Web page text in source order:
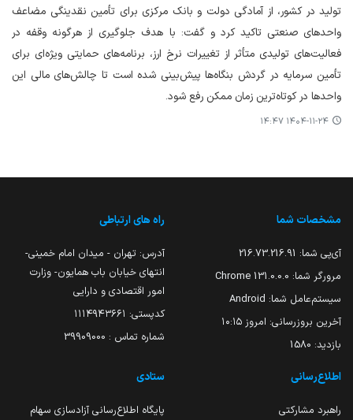
تولید در کشور، از آمادگی دولت و بانک مرکزی برای تأمین نقدینگی مضاعف
واحدهای صنعتی تاکید کرد و گفت: با هدف جلوگیری از هرگونه وقفه در
فعالیت‌های تولیدی متأثر از تغییرات نرخ ارز، برنامه‌های حمایتی ویژه‌ای برای
تأمین سرمایه در گردش بنگاه‌ها پیش‌بینی شده است تا چالش‌های مالی این
واحدها در کوتاه‌ترین زمان ممکن رفع شود.
۱۴۰۴-۱۱-۲۴ ۱۴:۴۷
مشخصات شما
آی‌پی شما: 216.73.216.91
مرورگر شما: 131.0.0.0 Chrome
سیستم‌عامل شما: Android
آخرین بروزرسانی: امروز ۱۰:۱۵
بازدید: 1580
راه های ارتباطی
آدرس: تهران - میدان امام خمینی-
انتهای خیابان باب همایون- وزارت
امور اقتصادی و دارایی
کدپستی: ۱۱۱۴۹۴۳۶۶۱
شماره تماس : 39909000
اطلاع‌رسانی
راهبرد مشارکتی
ستادی
پایگاه اطلاع‌رسانی آزادسازی سهام